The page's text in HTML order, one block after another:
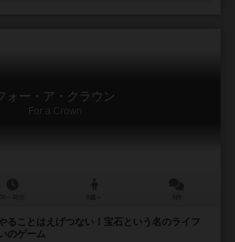
ォー・ア・クラウン
For a Crown
ることはえげつない！宝石という名のライフ
のゲーム